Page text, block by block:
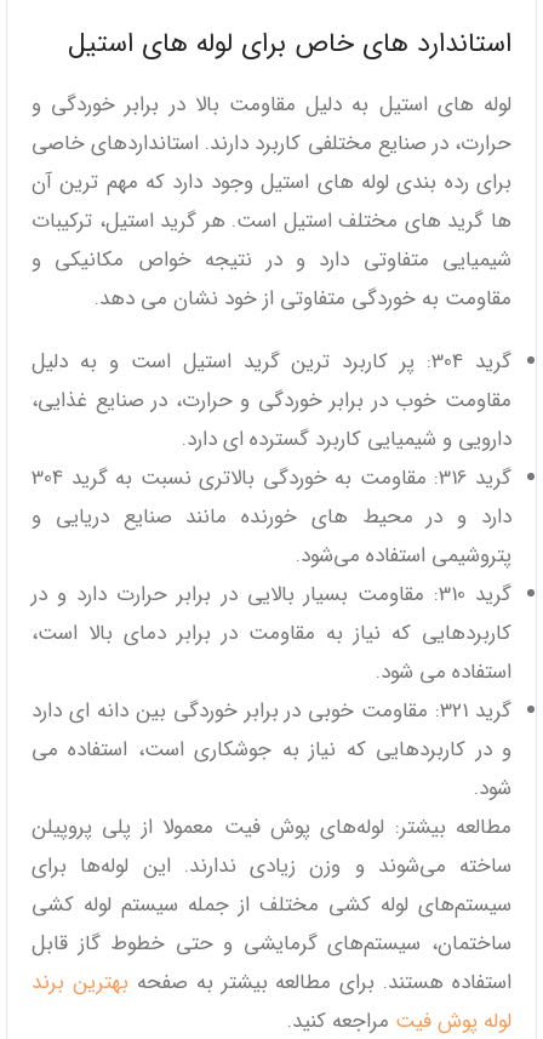
استاندارد های خاص برای لوله ‌های استیل
لوله ‌های استیل به دلیل مقاومت بالا در برابر خوردگی و
حرارت، در صنایع مختلفی کاربرد دارند. استانداردهای خاصی
برای رده ‌بندی لوله‌ های استیل وجود دارد که مهم‌ ترین آن‌
ها گرید های مختلف استیل است. هر گرید استیل، ترکیبات
شیمیایی متفاوتی دارد و در نتیجه خواص مکانیکی و
مقاومت به خوردگی متفاوتی از خود نشان می ‌دهد.
گرید 304: پر کاربرد ترین گرید استیل است و به دلیل
مقاومت خوب در برابر خوردگی و حرارت، در صنایع غذایی،
دارویی و شیمیایی کاربرد گسترده ‌ای دارد.
گرید 316: مقاومت به خوردگی بالاتری نسبت به گرید 304
دارد و در محیط‌ های خورنده مانند صنایع دریایی و
پتروشیمی استفاده می‌شود.
گرید 310: مقاومت بسیار بالایی در برابر حرارت دارد و در
کاربردهایی که نیاز به مقاومت در برابر دمای بالا است،
استفاده می ‌شود.
گرید 321: مقاومت خوبی در برابر خوردگی بین‌ دانه ‌ای دارد
و در کاربردهایی که نیاز به جوشکاری است، استفاده می
‌شود.
مطالعه بیشتر: لوله‌های ‌پوش فیت معمولا از پلی پروپیلن
ساخته می‌شوند و وزن زیادی ندارند. این لوله‌ها برای
سیستم‌های لوله کشی مختلف از جمله سیستم لوله کشی
ساختمان، سیستم‌های گرمایشی و حتی خطوط گاز قابل
استفاده هستند. برای مطالعه بیشتر به صفحه بهترین برند
لوله پوش فیت مراجعه کنید.